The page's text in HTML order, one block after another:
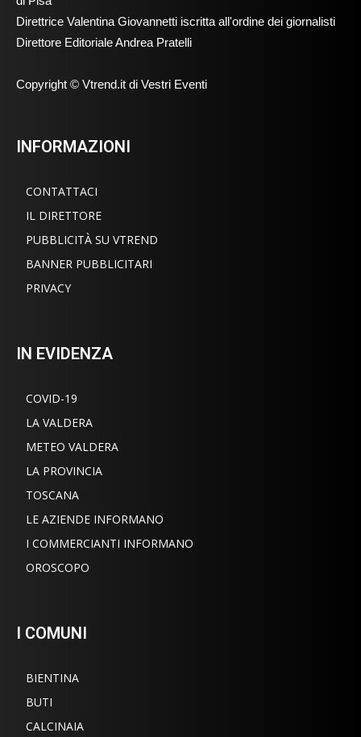
Direttrice Valentina Giovannetti iscritta all'ordine dei giornalisti
Direttore Editoriale Andrea Pratelli
Copyright © Vtrend.it di Vestri Eventi
INFORMAZIONI
CONTATTACI
IL DIRETTORE
PUBBLICITÀ SU VTREND
BANNER PUBBLICITARI
PRIVACY
IN EVIDENZA
COVID-19
LA VALDERA
METEO VALDERA
LA PROVINCIA
TOSCANA
LE AZIENDE INFORMANO
I COMMERCIANTI INFORMANO
OROSCOPO
I COMUNI
BIENTINA
BUTI
CALCINAIA